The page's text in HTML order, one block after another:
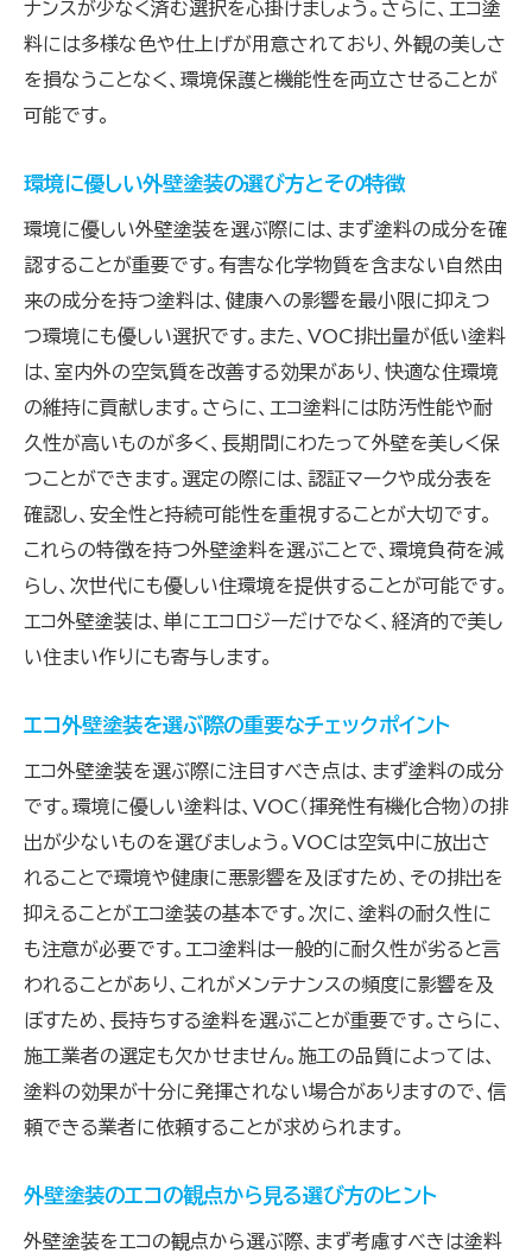
ナンスが少なく済む選択を心掛けましょう。さらに、エコ塗
料には多様な色や仕上げが用意されており、外観の美しさ
を損なうことなく、環境保護と機能性を両立させることが
可能です。
環境に優しい外壁塗装の選び方とその特徴
環境に優しい外壁塗装を選ぶ際には、まず塗料の成分を確
認することが重要です。有害な化学物質を含まない自然由
来の成分を持つ塗料は、健康への影響を最小限に抑えつ
つ環境にも優しい選択です。また、VOC排出量が低い塗料
は、室内外の空気質を改善する効果があり、快適な住環境
の維持に貢献します。さらに、エコ塗料には防汚性能や耐
久性が高いものが多く、長期間にわたって外壁を美しく保
つことができます。選定の際には、認証マークや成分表を
確認し、安全性と持続可能性を重視することが大切です。
これらの特徴を持つ外壁塗料を選ぶことで、環境負荷を減
らし、次世代にも優しい住環境を提供することが可能です。
エコ外壁塗装は、単にエコロジーだけでなく、経済的で美し
い住まい作りにも寄与します。
エコ外壁塗装を選ぶ際の重要なチェックポイント
エコ外壁塗装を選ぶ際に注目すべき点は、まず塗料の成分
です。環境に優しい塗料は、VOC（揮発性有機化合物）の排
出が少ないものを選びましょう。VOCは空気中に放出さ
れることで環境や健康に悪影響を及ぼすため、その排出を
抑えることがエコ塗装の基本です。次に、塗料の耐久性に
も注意が必要です。エコ塗料は一般的に耐久性が劣ると言
われることがあり、これがメンテナンスの頻度に影響を及
ぼすため、長持ちする塗料を選ぶことが重要です。さらに、
施工業者の選定も欠かせません。施工の品質によっては、
塗料の効果が十分に発揮されない場合がありますので、信
頼できる業者に依頼することが求められます。
外壁塗装のエコの観点から見る選び方のヒント
外壁塗装をエコの観点から選ぶ際、まず考慮すべきは塗料